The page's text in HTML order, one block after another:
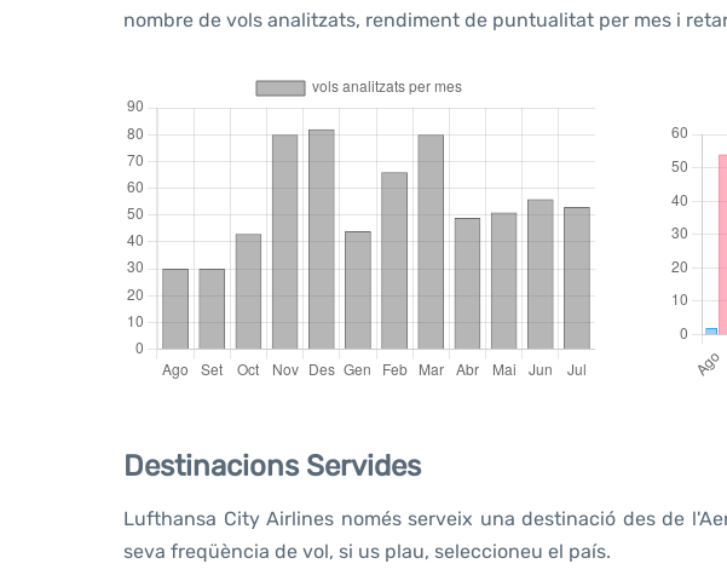
nombre de vols analitzats, rendiment de puntualitat per mes i
Destinacions Servides
Lufthansa City Airlines només serveix una destinació des de
seva freqüència de vol, si us plau, seleccioneu el país.